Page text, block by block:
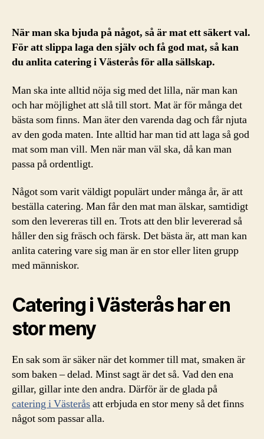
När man ska bjuda på något, så är mat ett säkert val.
För att slippa laga den själv och få god mat, så kan
du anlita catering i Västerås för alla sällskap.
Man ska inte alltid nöja sig med det lilla, när man kan
och har möjlighet att slå till stort. Mat är för många det
bästa som finns. Man äter den varenda dag och får njuta
av den goda maten. Inte alltid har man tid att laga så god
mat som man vill. Men när man väl ska, då kan man
passa på ordentligt.
Något som varit väldigt populärt under många år, är att
beställa catering. Man får den mat man älskar, samtidigt
som den levereras till en. Trots att den blir levererad så
håller den sig fräsch och färsk. Det bästa är, att man kan
anlita catering vare sig man är en stor eller liten grupp
med människor.
Catering i Västerås har en
stor meny
En sak som är säker när det kommer till mat, smaken är
som baken – delad. Minst sagt är det så. Vad den ena
gillar, gillar inte den andra. Därför är de glada på
catering i Västeråsatt erbjuda en stor meny så det finns
något som passar alla.